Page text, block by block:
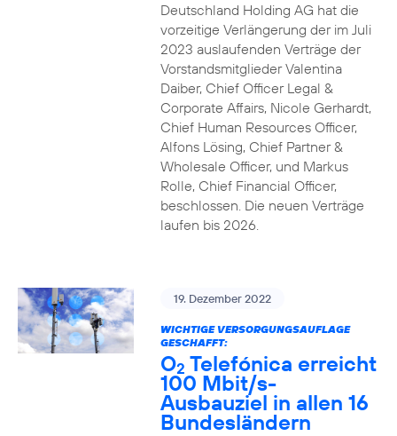
Deutschland Holding AG hat die
vorzeitige Verlängerung der im Juli
2023 auslaufenden Verträge der
Vorstandsmitglieder Valentina
Daiber, Chief Officer Legal &
Corporate Affairs, Nicole Gerhardt,
Chief Human Resources Officer,
Alfons Lösing, Chief Partner &
Wholesale Officer, und Markus
Rolle, Chief Financial Officer,
beschlossen. Die neuen Verträge
laufen bis 2026.
19. Dezember 2022
WICHTIGE VERSORGUNGSAUFLAGE
GESCHAFFT:
O2 Telefónica erreicht
100 Mbit/s-
Ausbauziel in allen 16
Bundesländern